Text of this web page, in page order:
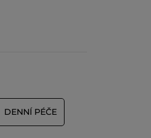
DENNÍ PÉČE